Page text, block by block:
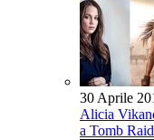
30 Aprile
Alicia
a Tomb